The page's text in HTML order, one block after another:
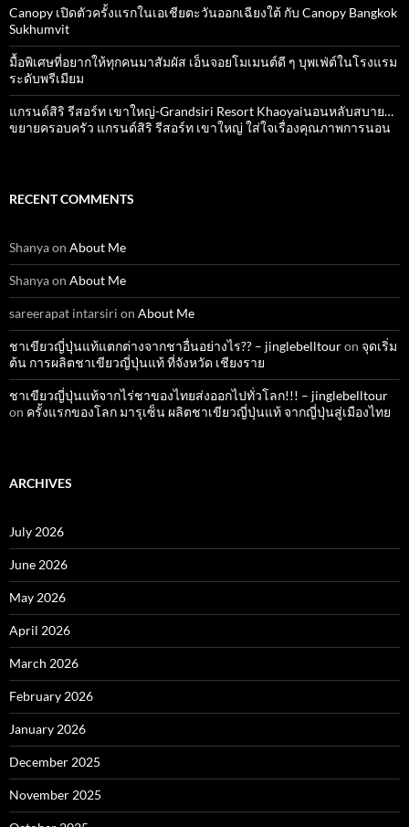
Canopy เปิดตัวครั้งแรกในเอเชียตะวันออกเฉียงใต้ กับ Canopy Bangkok
Sukhumvit
มื้อพิเศษที่อยากให้ทุกคนมาสัมผัส เอ็นจอยโมเมนต์ดี ๆ บุพเฟ่ต์ในโรงแรม
ระดับพรีเมียม
แกรนด์สิริ​ รีสอร์ท​ เขาใหญ่​-Grandsiri​ Resort​ Khaoyaiนอนหลับสบาย…
ขยายครอบครัว แกรนด์สิริ รีสอร์ท เขาใหญ่ ใส่ใจเรื่องคุณภาพการนอน
RECENT COMMENTS
Shanyaon About Me
Shanyaon About Me
sareerapat intarsiri on About Me
ชาเขียวญี่ปุ่นแท้แตกต่างจากชาอื่นอย่างไร?? – jinglebelltouron จุดเริ่ม
ต้น การผลิตชาเขียวญี่ปุ่นแท้ ที่จังหวัด เชียงราย
ชาเขียวญี่ปุ่นแท้จากไร่ชาของไทยส่งออกไปทั่วโลก!!! – jinglebelltour
on ครั้งแรกของโลก มารุเซ็น ผลิตชาเขียวญี่ปุ่นแท้ จากญี่ปุ่นสู่เมืองไทย
ARCHIVES
July 2026
June 2026
May 2026
April 2026
March 2026
February 2026
January 2026
December 2025
November 2025